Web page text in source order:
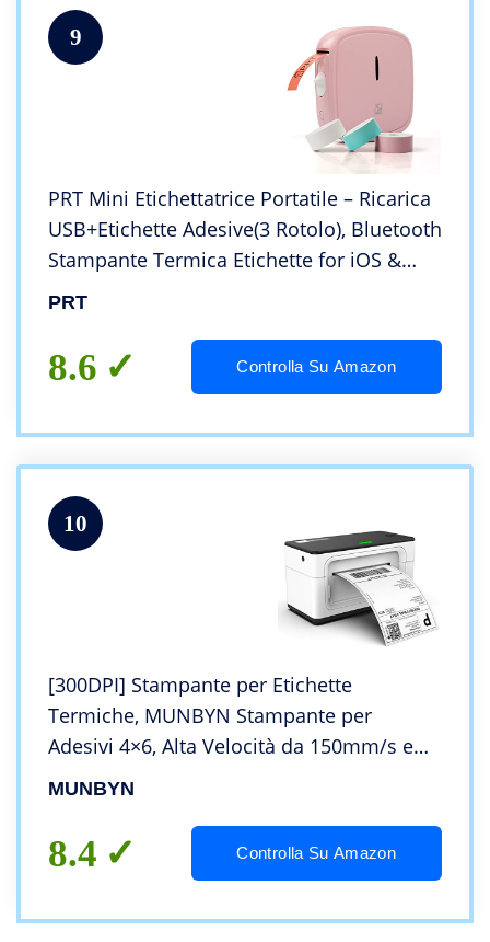
9
PRT Mini Etichettatrice Portatile – Ricarica
USB+Etichette Adesive(3 Rotolo), Bluetooth
Stampante Termica Etichette for iOS &
Android, Stampante per Adesivi a Rilievo
PRT
8.6 Controlla Su Amazon
10
[300DPI] Stampante per Etichette
Termiche, MUNBYN Stampante per
Adesivi 4×6, Alta Velocità da 150mm/s e
USB, Stampante Etichetta Compatibile con
Shopify, Ebay, Amazon
MUNBYN
8.4 Controlla Su Amazon